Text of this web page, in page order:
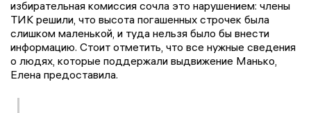
избирательная комиссия сочла это нарушением: члены
ТИК решили, что высота погашенных строчек была
слишком маленькой, и туда нельзя было бы внести
информацию. Стоит отметить, что все нужные сведения
о людях, которые поддержали выдвижение Манько,
Елена предоставила.